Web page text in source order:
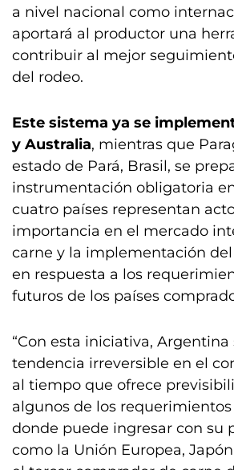
a nivel nacional como
aportará al productor una
contribuir al mejor
del rodeo.
Este sistema ya se
y Australia, mientras que
estado de Pará, Brasil, se
instrumentación obligatoria
cuatro países representan
importancia en el mercado
carne y la implementación del
en respuesta a los
futuros de los países
“Con esta iniciativa, Argentina
tendencia irreversible en el
al tiempo que ofrece
algunos de los requerimientos
donde puede ingresar con su
como la Unión Europea,